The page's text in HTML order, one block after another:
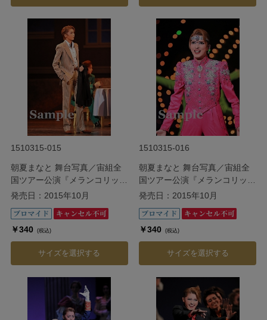
1510315-015
朝夏まなと 舞台写真／宙組全
国ツアー公演『メランコリッ
ク・ジゴロ』『シトラスの風
発売日：2015年10月
￥340 (税込)
サイズを選択する
1510315-016
朝夏まなと 舞台写真／宙組全
国ツアー公演『メランコリッ
ク・ジゴロ』『シトラスの風
発売日：2015年10月
￥340 (税込)
サイズを選択する